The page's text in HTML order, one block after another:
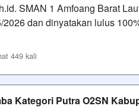
SMAN 1 Amfoang Barat
dan dinyatakan lulus
449 kali
Kategori Putra O2SN